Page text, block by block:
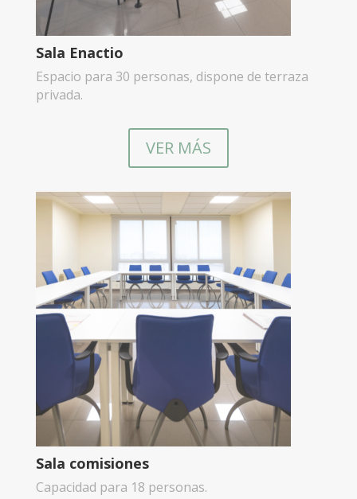
Sala Enactio
Espacio para 30 personas, dispone de terraza
privada.
VER MÁS
Sala comisiones
Capacidad para 18 personas.